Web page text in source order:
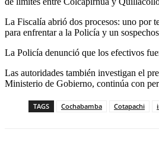
La Fiscalía abrió dos procesos: uno por
para enfrentar a la Policía y un
La Policía denunció que los efectivos
Las autoridades también investigan el
Ministerio de Gobierno, continúa con
TAGS Cochabamba Cotapachi